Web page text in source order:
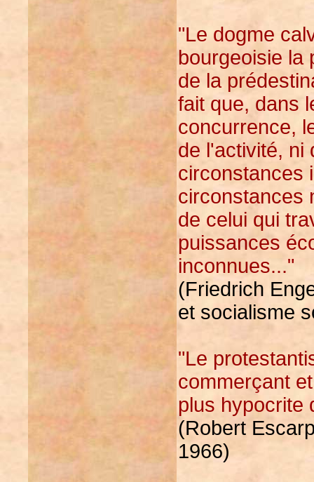
"Le dogme
bourgeoisie la
de la
fait que, dans
concurrence,
de l'activité, ni
circonstances
circonstances
de celui qui
puissances
inconnues..."
(Friedrich
et socialisme
"Le
commerçant
plus hypocrite
(Robert
1966)